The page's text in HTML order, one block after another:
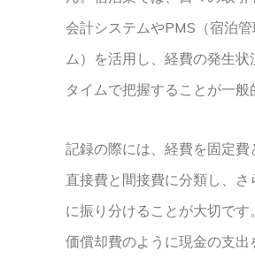
会計システムやPMS（宿泊
ム）を活用し、経費の発生状
タイムで把握することが一般
記録の際には、経費を固定費
直接費と間接費に分類し、さ
に振り分けることが大切です
価償却費のように現金の支出